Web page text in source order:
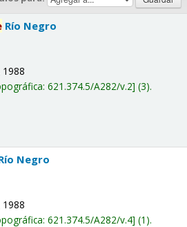
Río Negro
1988
621.374.5/A282/v.2 (3).
Negro
1988
621.374.5/A282/v.4 (1).